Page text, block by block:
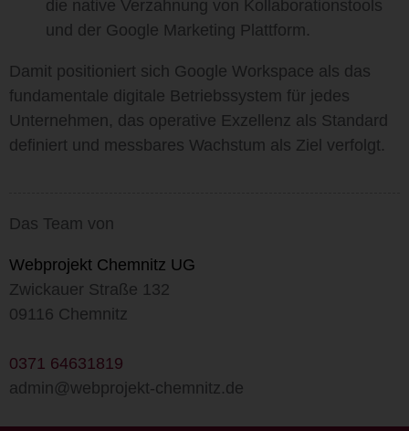
die native Verzahnung von Kollaborationstools
und der Google Marketing Plattform.
Damit positioniert sich Google Workspace als das
fundamentale digitale Betriebssystem für jedes
Unternehmen, das operative Exzellenz als Standard
definiert und messbares Wachstum als Ziel verfolgt.
Das Team von
Webprojekt Chemnitz UG
Zwickauer Straße 132
09116 Chemnitz
0371 64631819
admin@webprojekt-chemnitz.de